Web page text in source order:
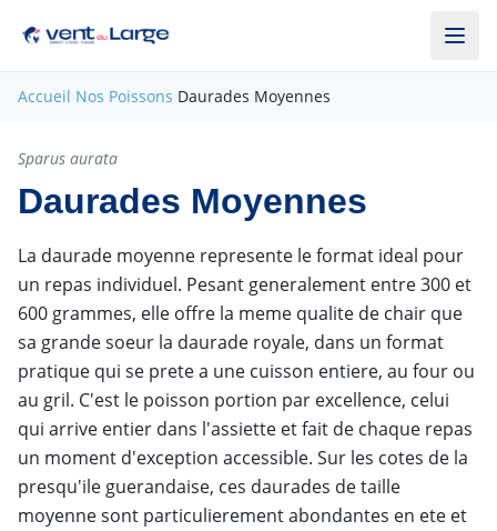
Accueil Nos Poissons Daurades Moyennes
Pleine saison
Sparus aurata
Daurades Moyennes
La daurade moyenne represente le format ideal pour
un repas individuel. Pesant generalement entre 300 et
600 grammes, elle offre la meme qualite de chair que
sa grande soeur la daurade royale, dans un format
pratique qui se prete a une cuisson entiere, au four ou
au gril. C'est le poisson portion par excellence, celui
qui arrive entier dans l'assiette et fait de chaque repas
un moment d'exception accessible. Sur les cotes de la
presqu'ile guerandaise, ces daurades de taille
moyenne sont particulierement abondantes en ete et